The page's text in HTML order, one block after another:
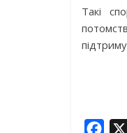
Такі